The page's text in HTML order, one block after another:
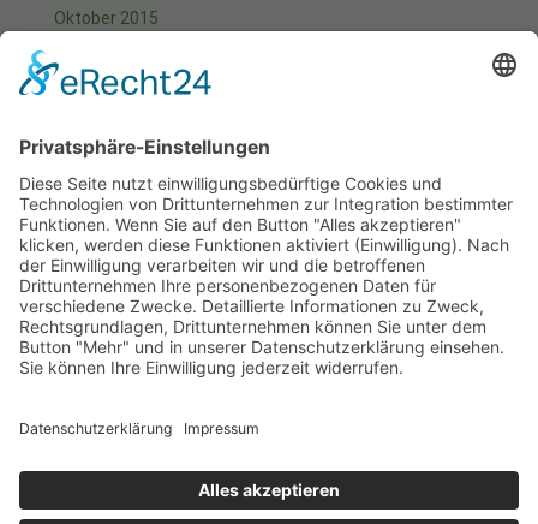
Oktober 2015
August 2015
Juni 2015
Mai 2015
April 2015
März 2015
Januar 2015
Meta
Anmelden
Start Aktuell Fotos Kontakt